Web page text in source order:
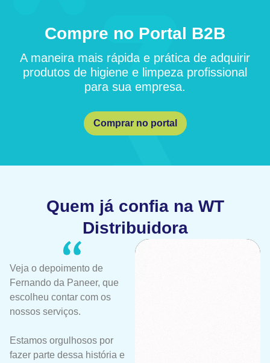
Compre no Portal B2B
A maneira mais rápida e prática de adquirir
produtos de higiene e limpeza profissional
para sua empresa.
Comprar no portal
Quem já confia na WT
Distribuidora
Veja o depoimento de
Fernando da Paneer, que
escolheu contar com os
nossos serviços.
Estamos orgulhosos por
fazer parte dessa história e